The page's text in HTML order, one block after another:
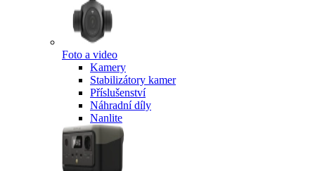
Foto a video
Kamery
Stabilizátory kamer
Příslušenství
Náhradní díly
Nanlite